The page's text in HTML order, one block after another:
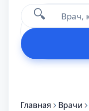
🔍
Главная Врачи